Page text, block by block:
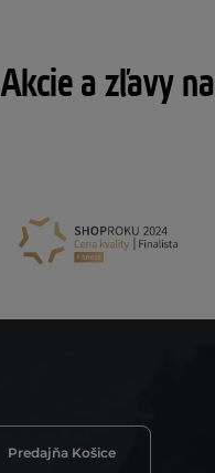
Akcie a zľavy
Predajňa Košice